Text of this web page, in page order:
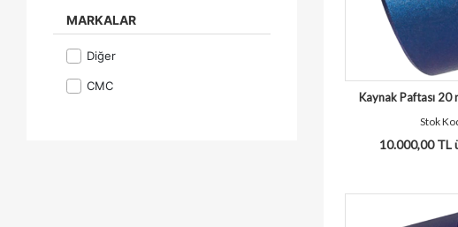
MARKALAR
Diğer
CMC
Kaynak Paftası 20
Stok
10.000,00 TL